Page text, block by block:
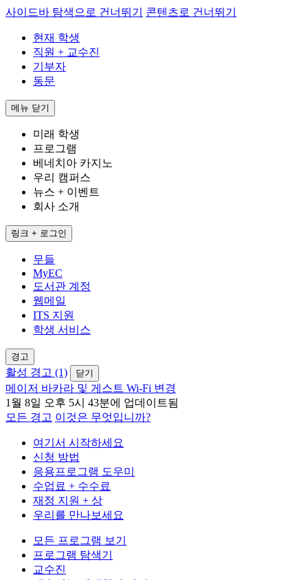
사이드바 탐색으로 건너뛰기 콘텐츠로 건너뛰기
현재 학생
직원 + 교수진
기부자
동문
메뉴 닫기
미래 학생
프로그램
베네치아 카지노
우리 캠퍼스
뉴스 + 이벤트
회사 소개
링크 + 로그인
무들
MyEC
도서관 계정
웹메일
ITS 지원
학생 서비스
경고
활성 경고 (1) 닫기
메이저 바카라 및 게스트 Wi-Fi 변경
1월 8일 오후 5시 43분에 업데이트됨
모든 경고 이것은 무엇입니까?
여기서 시작하세요
신청 방법
응용프로그램 도우미
수업료 + 수수료
재정 지원 + 상
우리를 만나보세요
모든 프로그램 보기
프로그램 탐색기
교수진